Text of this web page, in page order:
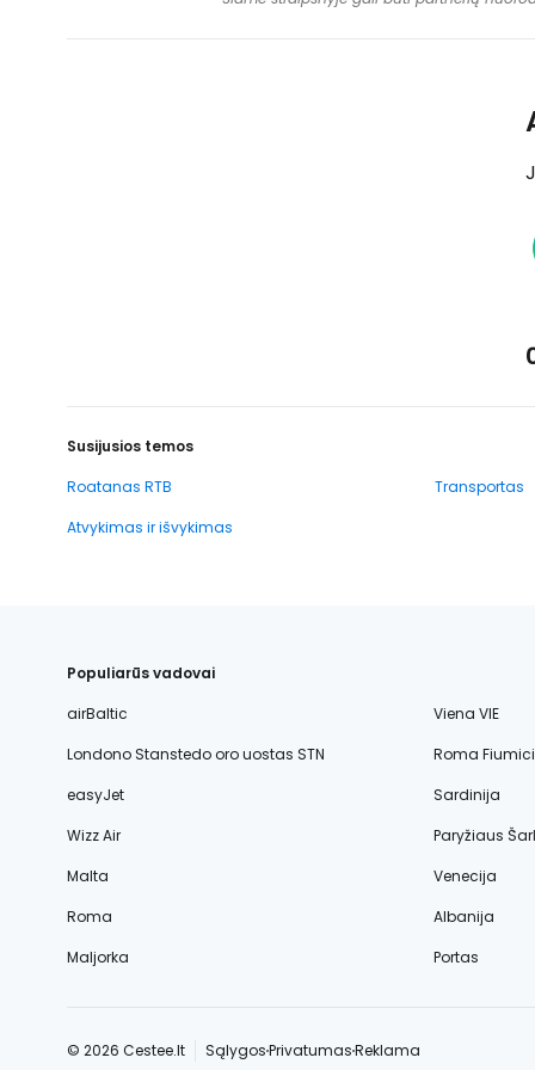
Susijusios temos
Roatanas RTB
Transportas
Atvykimas ir išvykimas
Populiarūs vadovai
airBaltic
Viena VIE
Londono Stanstedo oro uostas STN
Roma
easyJet
Sardinija
Wizz Air
Paryžiaus
Malta
Venecija
Roma
Albanija
Maljorka
Portas
© 2026 Cestee.lt SąlygosPrivatumasReklama